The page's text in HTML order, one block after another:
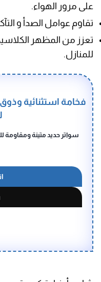
على مرور الهواء.
تقاوم عوامل الصدأ و
تعزز من المظهر
للمنازل.
فخامة استثنائية
سواتر حديد متينة ومقاومة